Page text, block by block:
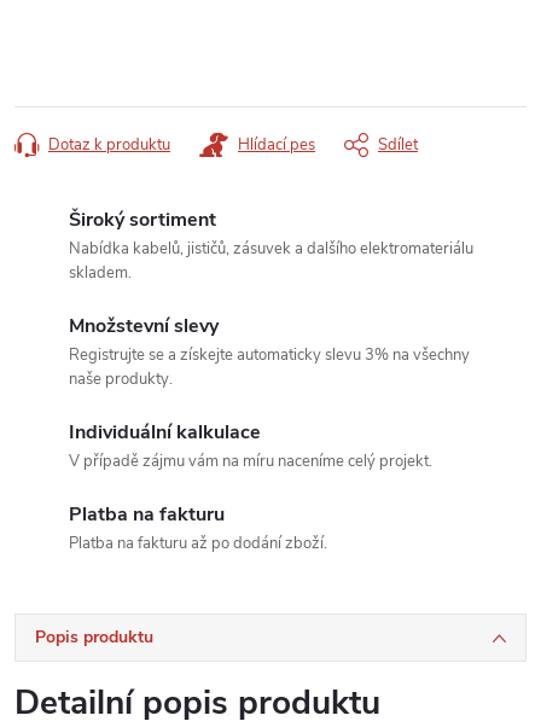
Dotaz k produktu Hlídací pes Sdílet
Široký sortiment
Nabídka kabelů, jističů, zásuvek a dalšího elektromateriálu
skladem.
Množstevní slevy
Registrujte se a získejte automaticky slevu 3% na všechny
naše produkty.
Individuální kalkulace
V případě zájmu vám na míru naceníme celý projekt.
Platba na fakturu
Platba na fakturu až po dodání zboží.
Popis produktu
Detailní popis produktu